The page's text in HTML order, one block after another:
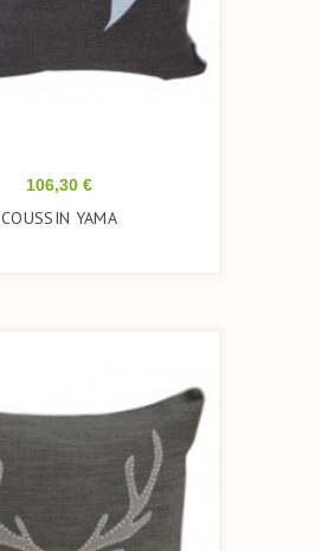
Prix
106,30 €
COUSSIN YAMA